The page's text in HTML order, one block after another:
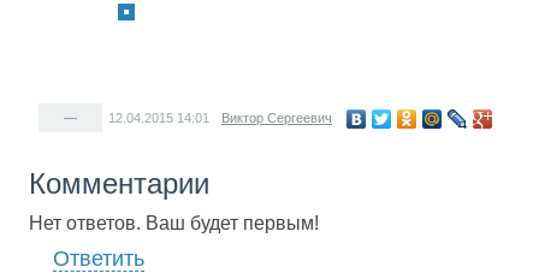
— 12.04.2015 14:01 Виктор Сергеевич
Комментарии
Нет ответов. Ваш будет первым!
Ответить